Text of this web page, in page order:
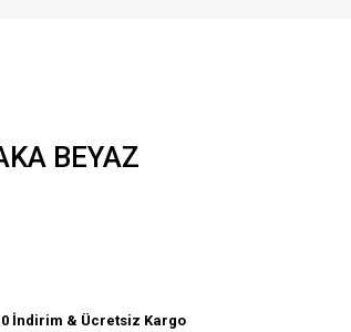
BEYAZ
İndirim & Ücretsiz Kargo